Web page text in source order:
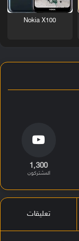
Nokia X100
1٬300
المشتركون
تعليقات